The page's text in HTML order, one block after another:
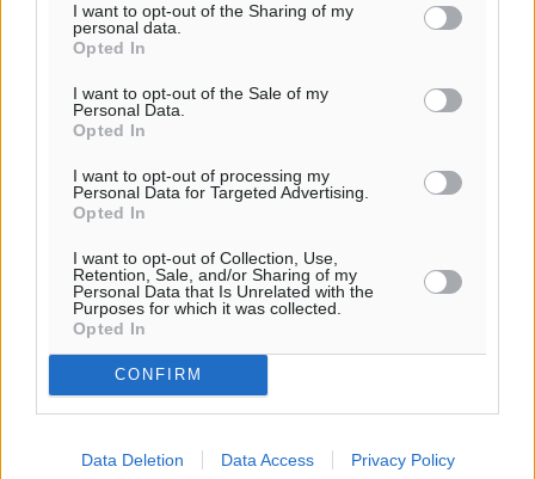
I want to opt-out of the Sharing of my
personal data.
Opted In
I want to opt-out of the Sale of my
Personal Data.
Opted In
I want to opt-out of processing my
Personal Data for Targeted Advertising.
Opted In
I want to opt-out of Collection, Use,
Retention, Sale, and/or Sharing of my
Personal Data that Is Unrelated with the
Purposes for which it was collected.
Opted In
CONFIRM
Data Deletion Data Access Privacy Policy
ΝΔ: Οι κλειστοί αρχαιολογικοί χώροι
δεν λύνουν προβλήματα
Η τομεάρχης Πολιτισμού και Αθλητισμού της Νέας
Δημοκρατίας, Όλγα Κεφαλογιάννη, σχετικά με την
απεργία των αρχαιολόγων, έκανε την ακόλουθη δήλωση:
«Τα προβλήματα συσσωρεύονται ...